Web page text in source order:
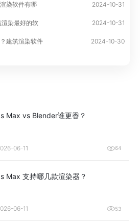
染软件有哪
2024-10-31
染最好的软
2024-10-31
建筑渲染软件
2024-10-30
Max vs Blender谁更香？
06-11 64
Max 支持哪几款渲染器？
06-11 53